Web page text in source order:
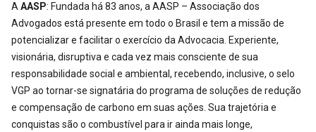
A AASP: Fundada há 83 anos, a AASP – Associação dos
Advogados está presente em todo o Brasil e tem a missão de
potencializar e facilitar o exercício da Advocacia. Experiente,
visionária, disruptiva e cada vez mais consciente de sua
responsabilidade social e ambiental, recebendo, inclusive, o selo
VGP ao tornar-se signatária do programa de soluções de redução
e compensação de carbono em suas ações. Sua trajetória e
conquistas são o combustível para ir ainda mais longe,